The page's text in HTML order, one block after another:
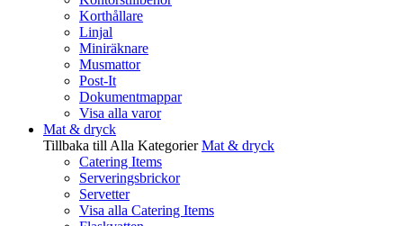
Korthållare
Linjal
Miniräknare
Musmattor
Post-It
Dokumentmappar
Visa alla varor
Mat & dryck
Tillbaka till Alla Kategorier Mat & dryck
Catering Items
Serveringsbrickor
Servetter
Visa alla Catering Items